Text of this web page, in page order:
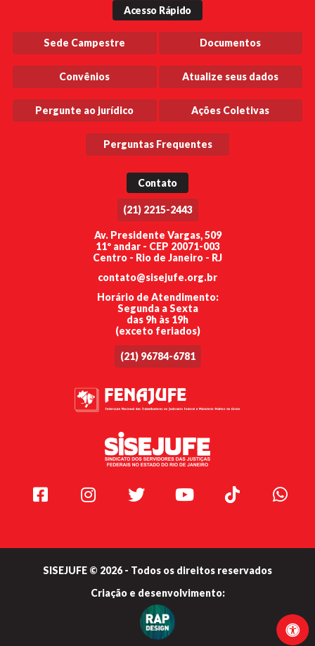
Acesso Rápido
Sede Campestre Documentos
Convênios Atualize seus dados
Pergunte ao jurídico Ações Coletivas
Perguntas Frequentes
Contato
(21) 2215-2443
Av. Presidente Vargas, 509
11º andar - CEP 20071-003
Centro - Rio de Janeiro - RJ
contato@sisejufe.org.br
Horário de Atendimento:
Segunda a Sexta
das 9h às 19h
(exceto feriados)
(21) 96784-6781
Facebook Instagram Twitter Youtube TikTok
SISEJUFE © 2026 - Todos os direitos reservados
Criação e desenvolvimento: